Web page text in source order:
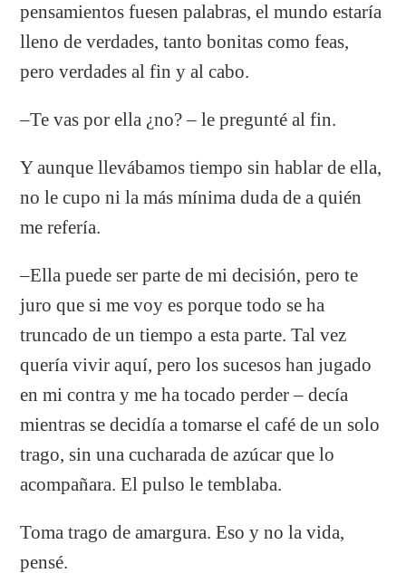
pensamientos fuesen palabras, el mundo estaría
lleno de verdades, tanto bonitas como feas,
pero verdades al fin y al cabo.
–Te vas por ella ¿no? – le pregunté al fin.
Y aunque llevábamos tiempo sin hablar de ella,
no le cupo ni la más mínima duda de a quién
me refería.
–Ella puede ser parte de mi decisión, pero te
juro que si me voy es porque todo se ha
truncado de un tiempo a esta parte. Tal vez
quería vivir aquí, pero los sucesos han jugado
en mi contra y me ha tocado perder – decía
mientras se decidía a tomarse el café de un solo
trago, sin una cucharada de azúcar que lo
acompañara. El pulso le temblaba.
Toma trago de amargura. Eso y no la vida,
pensé.